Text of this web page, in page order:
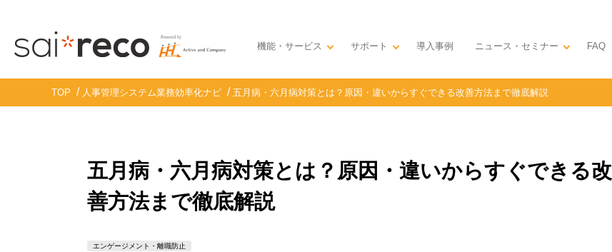
機能・サービス サポート 導入事例 ニュース・セミナー FAQ
TOP 人事管理システム業務効率化ナビ 五月病・六月病対策とは？原因・違いからすぐできる改善方法まで徹底解説
五月病・六月病対策とは？原因・違いからすぐできる改
善方法まで徹底解説
エンゲージメント・離職防止